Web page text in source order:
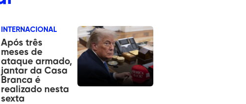
INTERNACIONAL
Após três
meses de
ataque armado,
jantar da Casa
Branca é
realizado nesta
sexta